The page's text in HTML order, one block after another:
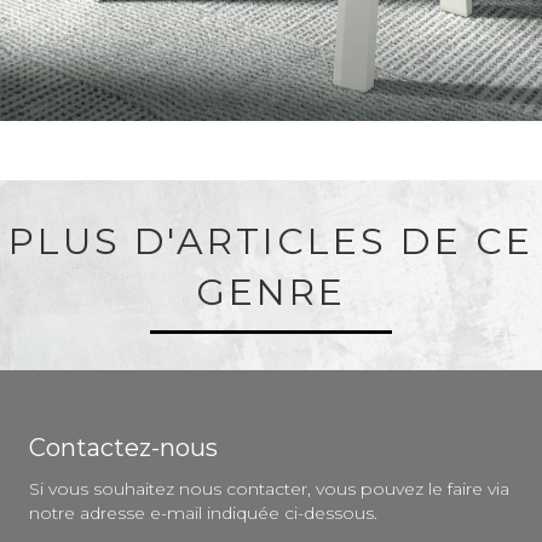
PLUS D'ARTICLES DE CE
GENRE
Contactez-nous
Si vous souhaitez nous contacter, vous pouvez le faire via
notre adresse e-mail indiquée ci-dessous.